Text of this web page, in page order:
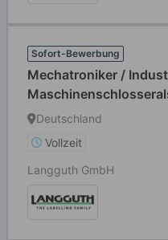
Sofort-Bewerbung
Mechatroniker /
weltweiten
Deutschland
Vollzeit
Langguth GmbH